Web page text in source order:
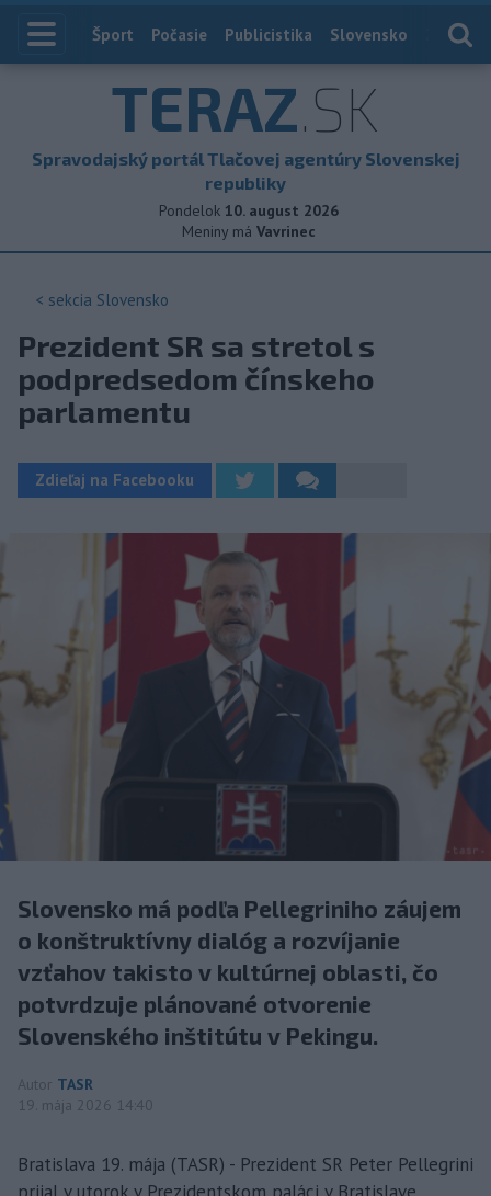
Index
Šport Počasie Publicistika Slovensko
TERAZ.SK
Spravodajský portál Tlačovej agentúry Slovenskej
republiky
Pondelok 10. august 2026
Meniny má Vavrinec
< sekcia Slovensko
Prezident SR sa stretol s
podpredsedom čínskeho
parlamentu
Zdieľaj na Facebooku
Slovensko má podľa Pellegriniho záujem
o konštruktívny dialóg a rozvíjanie
vzťahov takisto v kultúrnej oblasti, čo
potvrdzuje plánované otvorenie
Slovenského inštitútu v Pekingu.
Autor TASR
19. mája 2026 14:40
Bratislava 19. mája (TASR) - Prezident SR Peter Pellegrini